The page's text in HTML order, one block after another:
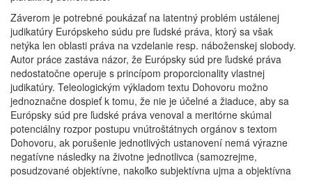
Záverom je potrebné poukázať na latentný problém ustálenej
judikatúry Európskeho súdu pre ľudské práva, ktorý sa však
netýka len oblasti práva na vzdelanie resp. náboženskej slobody.
Autor práce zastáva názor, že Európsky súd pre ľudské práva
nedostatočne operuje s princípom proporcionality vlastnej
judikatúry. Teleologickým výkladom textu Dohovoru možno
jednoznačne dospieť k tomu, že nie je účelné a žiaduce, aby sa
Európsky súd pre ľudské práva venoval a meritórne skúmal
potenciálny rozpor postupu vnútroštátnych orgánov s textom
Dohovoru, ak porušenie jednotlivých ustanovení nemá výrazne
negatívne následky na životne jednotlivca (samozrejme,
posudzované objektívne, nakoľko subjektívna ujma a objektívna